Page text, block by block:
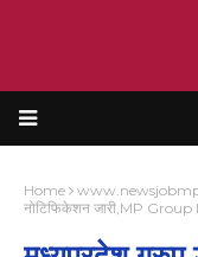
Home
नोटिफिकेशन जारी,MP